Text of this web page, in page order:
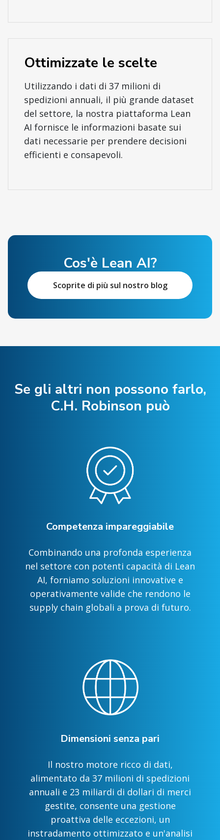
Ottimizzate le scelte
Utilizzando i dati di 37 milioni di
spedizioni annuali, il più grande dataset
del settore, la nostra piattaforma Lean
AI fornisce le informazioni basate sui
dati necessarie per prendere decisioni
efficienti e consapevoli.
Cos'è Lean AI?
Scoprite di più sul nostro blog
Se gli altri non possono farlo,
C.H. Robinson può
Competenza impareggiabile
Combinando una profonda esperienza
nel settore con potenti capacità di Lean
AI, forniamo soluzioni innovative e
operativamente valide che rendono le
supply chain globali a prova di futuro.
Dimensioni senza pari
Il nostro motore ricco di dati,
alimentato da 37 milioni di spedizioni
annuali e 23 miliardi di dollari di merci
gestite, consente una gestione
proattiva delle eccezioni, un
instradamento ottimizzato e un'analisi